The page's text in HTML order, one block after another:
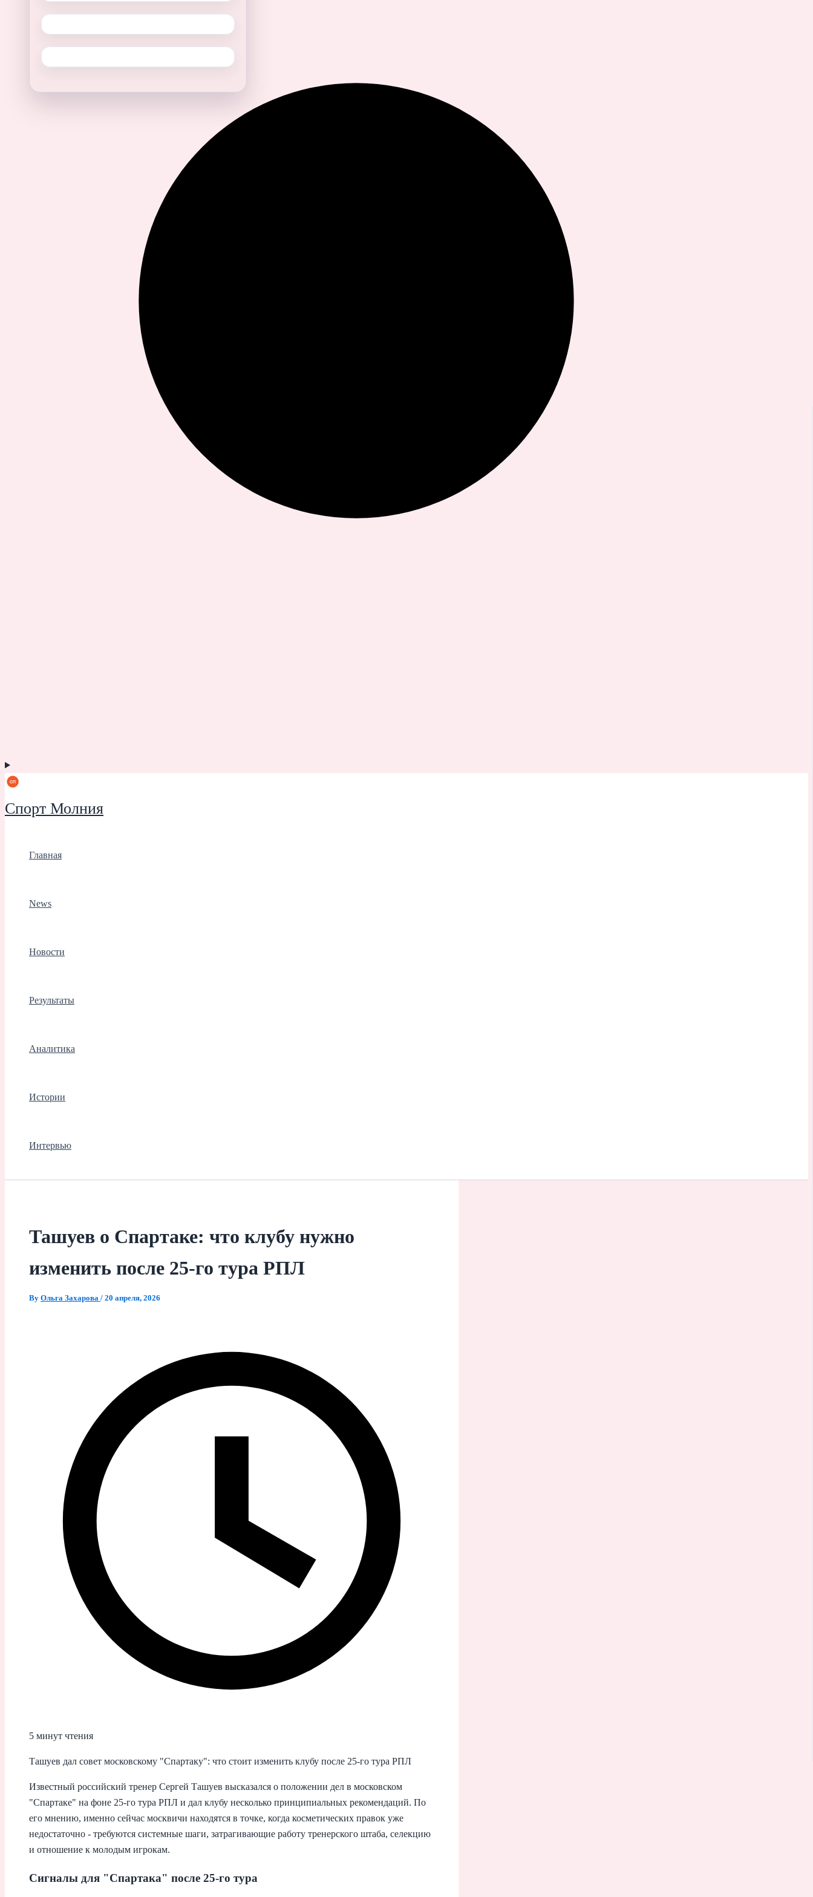
Спорт Молния
Главная
News
Новости
Результаты
Аналитика
Истории
Интервью
Ташуев о Спартаке: что клубу нужно
изменить после 25-го тура РПЛ
By Ольга Захарова / 20 апреля, 2026
5 минут чтения
Ташуев дал совет московскому "Спартаку": что стоит изменить клубу после 25-го тура РПЛ
Известный российский тренер Сергей Ташуев высказался о положении дел в московском
"Спартаке" на фоне 25-го тура РПЛ и дал клубу несколько принципиальных рекомендаций. По
его мнению, именно сейчас москвичи находятся в точке, когда косметических правок уже
недостаточно - требуются системные шаги, затрагивающие работу тренерского штаба, селекцию
и отношение к молодым игрокам.
Сигналы для "Спартака" после 25-го тура